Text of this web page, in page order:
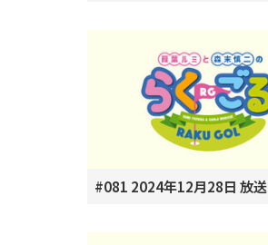
#081 2024年12月28日 放送